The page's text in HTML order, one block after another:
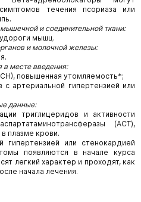
течения псориаза или
и соединительной ткани:
мышц.
и молочной железы:
месте введения:
повышенная утомляемость*;
артериальной гипертензией или
данные:
триглицеридов и активности
(ACT),
плазме крови.
или стенокардией
появляются в начале курса
легкий характер и проходят, как
начала лечения.